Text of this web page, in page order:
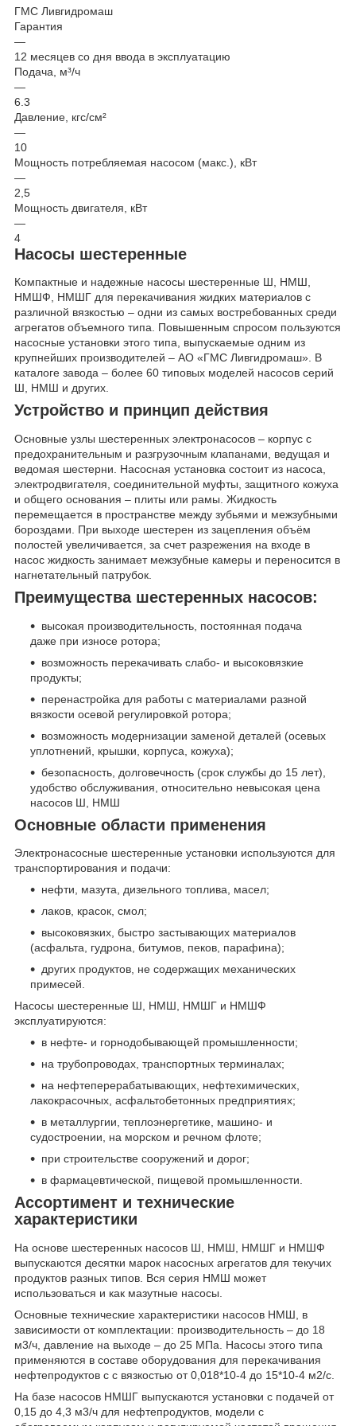
ГМС Ливгидромаш
Гарантия
—
12 месяцев со дня ввода в эксплуатацию
Подача, м³/ч
—
6.3
Давление, кгс/см²
—
10
Мощность потребляемая насосом (макс.), кВт
—
2,5
Мощность двигателя, кВт
—
4
Насосы шестеренные
Компактные и надежные насосы шестеренные Ш, НМШ,
НМШФ, НМШГ для перекачивания жидких материалов с
различной вязкостью – одни из самых востребованных среди
агрегатов объемного типа. Повышенным спросом пользуются
насосные установки этого типа, выпускаемые одним из
крупнейших производителей – АО «ГМС Ливгидромаш». В
каталоге завода – более 60 типовых моделей насосов серий
Ш, НМШ и других.
Устройство и принцип действия
Основные узлы шестеренных электронасосов – корпус с
предохранительным и разгрузочным клапанами, ведущая и
ведомая шестерни. Насосная установка состоит из насоса,
электродвигателя, соединительной муфты, защитного кожуха
и общего основания – плиты или рамы. Жидкость
перемещается в пространстве между зубьями и межзубными
бороздами. При выходе шестерен из зацепления объём
полостей увеличивается, за счет разрежения на входе в
насос жидкость занимает межзубные камеры и переносится в
нагнетательный патрубок.
Преимущества шестеренных насосов:
высокая производительность, постоянная подача
даже при износе ротора;
возможность перекачивать слабо- и высоковязкие
продукты;
перенастройка для работы с материалами разной
вязкости осевой регулировкой ротора;
возможность модернизации заменой деталей (осевых
уплотнений, крышки, корпуса, кожуха);
безопасность, долговечность (срок службы до 15 лет),
удобство обслуживания, относительно невысокая цена
насосов Ш, НМШ
Основные области применения
Электронасосные шестеренные установки используются для
транспортирования и подачи:
нефти, мазута, дизельного топлива, масел;
лаков, красок, смол;
высоковязких, быстро застывающих материалов
(асфальта, гудрона, битумов, пеков, парафина);
других продуктов, не содержащих механических
примесей.
Насосы шестеренные Ш, НМШ, НМШГ и НМШФ
эксплуатируются:
в нефте- и горнодобывающей промышленности;
на трубопроводах, транспортных терминалах;
на нефтеперерабатывающих, нефтехимических,
лакокрасочных, асфальтобетонных предприятиях;
в металлургии, теплоэнергетике, машино- и
судостроении, на морском и речном флоте;
при строительстве сооружений и дорог;
в фармацевтической, пищевой промышленности.
Ассортимент и технические
характеристики
На основе шестеренных насосов Ш, НМШ, НМШГ и НМШФ
выпускаются десятки марок насосных агрегатов для текучих
продуктов разных типов. Вся серия НМШ может
использоваться и как мазутные насосы.
Основные технические характеристики насосов НМШ, в
зависимости от комплектации: производительность – до 18
м3/ч, давление на выходе – до 25 МПа. Насосы этого типа
применяются в составе оборудования для перекачивания
нефтепродуктов с с вязкостью от 0,018*10-4 до 15*10-4 м2/с.
На базе насосов НМШГ выпускаются установки с подачей от
0,15 до 4,3 м3/ч для нефтепродуктов, модели с